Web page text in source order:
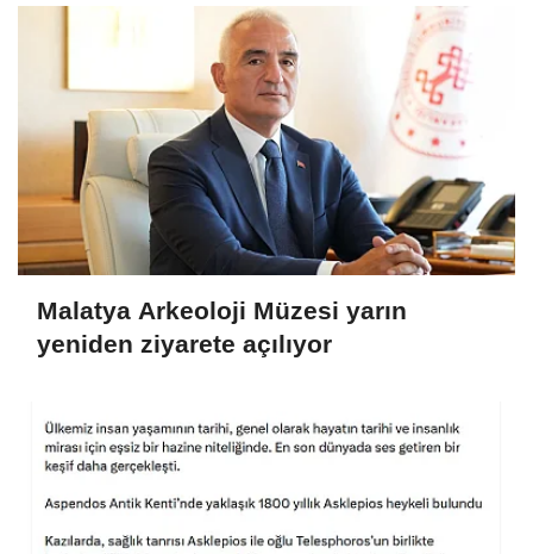
Malatya Arkeoloji Müzesi yarın
yeniden ziyarete açılıyor